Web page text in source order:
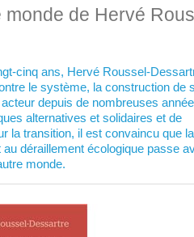
de Hervé
cinq ans, Hervé Roussel-
le système, la construction de
depuis de nombreuses
alternatives et solidaires et de
la transition, il est convaincu que la
déraillement écologique passe
monde.